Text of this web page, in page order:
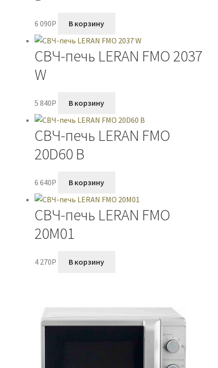
6 090P В корзину
СВЧ-печь LERAN FMO 2037
W
5 840P В корзину
СВЧ-печь LERAN FMO
20D60 B
6 640P В корзину
СВЧ-печь LERAN FMO
20M01
4 270P В корзину